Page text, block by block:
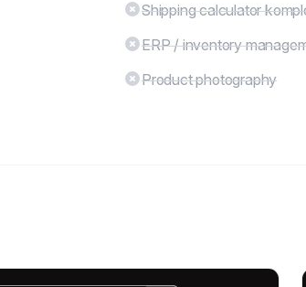
Shipping calculator
ERP / inventory
Product photography